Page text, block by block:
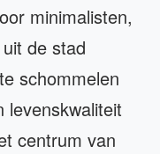
minimalisten,
de stad
schommelen
levenskwaliteit
centrum van